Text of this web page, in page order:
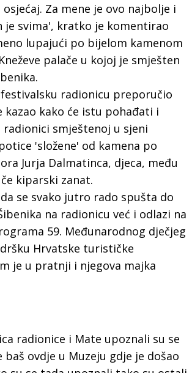
Za mene je ovo najbolje i
je svima', kratko je komentirao
lupajući po bijelom kamenom
palače u kojoj je smješten
festivalsku radionicu preporučio
kazao kako će istu pohađati i
radionici smještenoj u sjeni
'složene' od kamena po
Jurja Dalmatinca, djeca, među
kiparski zanat.
se svako jutro rado spušta do
na radionicu već i odlazi na
59. Međunarodnog dječjeg
Hrvatske turističke
je u pratnji i njegova majka
radionice i Mate upoznali su se
ovdje u Muzeju gdje je došao